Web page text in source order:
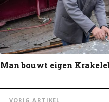
Man bouwt eigen
VORIG ARTIKEL